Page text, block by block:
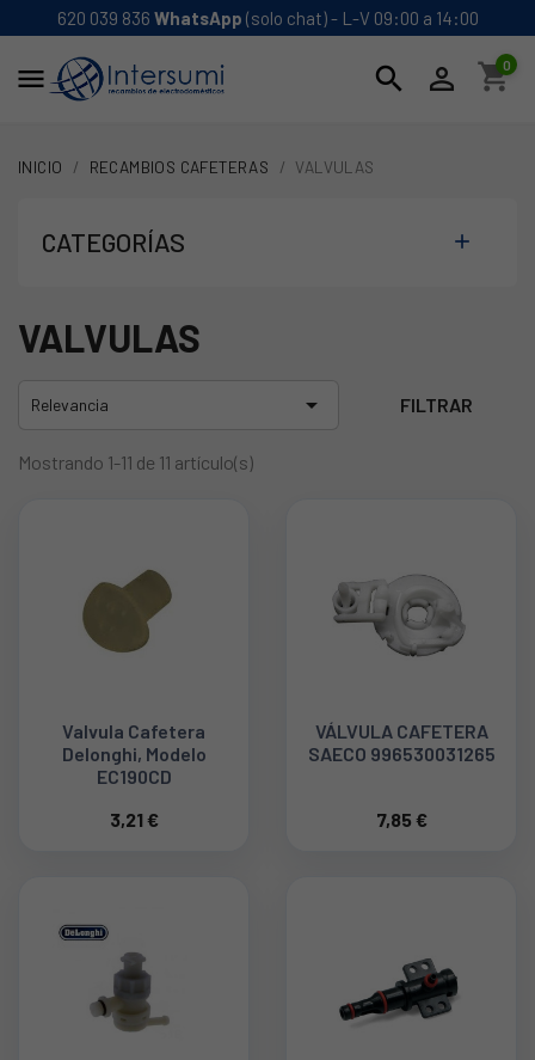
620 039 836 WhatsApp (solo chat) - L-V 09:00 a 14:00
 search  shopping_cart
0
INICIO RECAMBIOS CAFETERAS VALVULAS
CATEGORÍAS 
VALVULAS
Relevancia  FILTRAR
Mostrando 1-11 de 11 artículo(s)
Valvula Cafetera
Delonghi, Modelo
EC190CD
3,21 €
VÁLVULA CAFETERA
SAECO 996530031265
7,85 €